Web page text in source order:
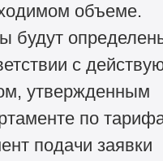
объеме.
будут
с
утвержденным
по
подачи заявки